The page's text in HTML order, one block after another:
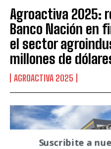
Suscribite al
QUIERO
Leí y acepto laPolítica de
Agroactiva 2025:
Banco Nación en
el sector
millones de
AGROACTIVA 2025
Suscribite a